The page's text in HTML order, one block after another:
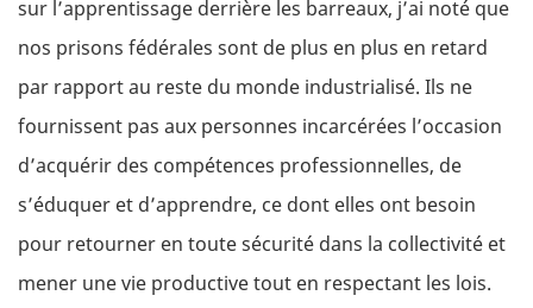
sur l’apprentissage derrière les barreaux, j’ai noté que
nos prisons fédérales sont de plus en plus en retard
par rapport au reste du monde industrialisé. Ils ne
fournissent pas aux personnes incarcérées l’occasion
d’acquérir des compétences professionnelles, de
s’éduquer et d’apprendre, ce dont elles ont besoin
pour retourner en toute sécurité dans la collectivité et
mener une vie productive tout en respectant les lois.